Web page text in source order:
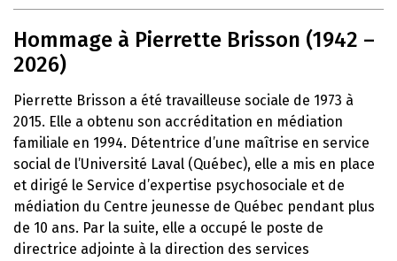
Hommage à Pierrette Brisson (1942 –
2026)
Pierrette Brisson a été travailleuse sociale de 1973 à
2015. Elle a obtenu son accréditation en médiation
familiale en 1994. Détentrice d’une maîtrise en service
social de l’Université Laval (Québec), elle a mis en place
et dirigé le Service d’expertise psychosociale et de
médiation du Centre jeunesse de Québec pendant plus
de 10 ans. Par la suite, elle a occupé le poste de
directrice adjointe à la direction des services